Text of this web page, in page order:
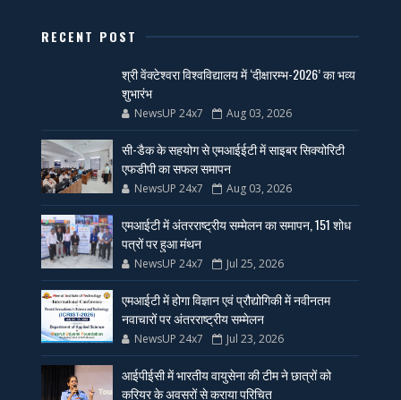
RECENT POST
श्री वेंक्टेश्वरा विश्वविद्यालय में ‘दीक्षारम्भ-2026’ का भव्य
शुभारंभ
NewsUP 24x7 Aug 03, 2026
सी-डैक के सहयोग से एमआईईटी में साइबर सिक्योरिटी
एफडीपी का सफल समापन
NewsUP 24x7 Aug 03, 2026
एमआईटी में अंतरराष्ट्रीय सम्मेलन का समापन, 151 शोध
पत्रों पर हुआ मंथन
NewsUP 24x7 Jul 25, 2026
एमआईटी में होगा विज्ञान एवं प्रौद्योगिकी में नवीनतम
नवाचारों पर अंतरराष्ट्रीय सम्मेलन
NewsUP 24x7 Jul 23, 2026
आईपीईसी में भारतीय वायुसेना की टीम ने छात्रों को
करियर के अवसरों से कराया परिचित